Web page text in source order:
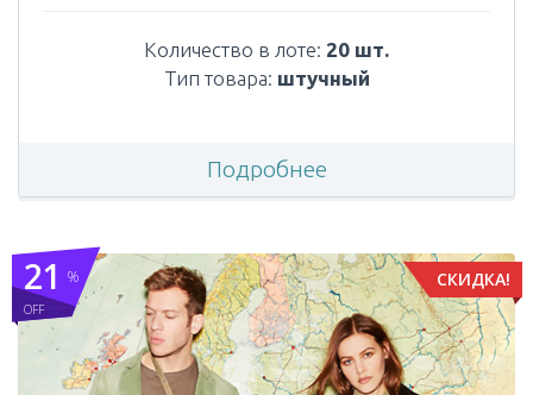
Количество в лоте: 20 шт.
Тип товара: штучный
Подробнее
СКИДКА!
%
OFF
21